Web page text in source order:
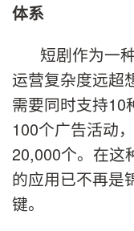
体系
短剧作为一
运营复杂度远超
需要同时支持10
100个广告活动
20,000个。在这
的应用已不再是
键。